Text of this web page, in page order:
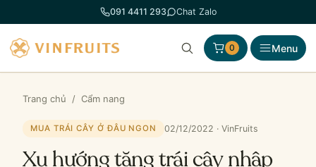
đến
phần
nội
dung
091 4411 293 Chat Zalo
0 Menu
Trang chủ / Cẩm nang
MUA TRÁI CÂY Ở ĐÂU NGON 02/12/2022 · VinFruits
Xu hướng tặng trái cây nhập